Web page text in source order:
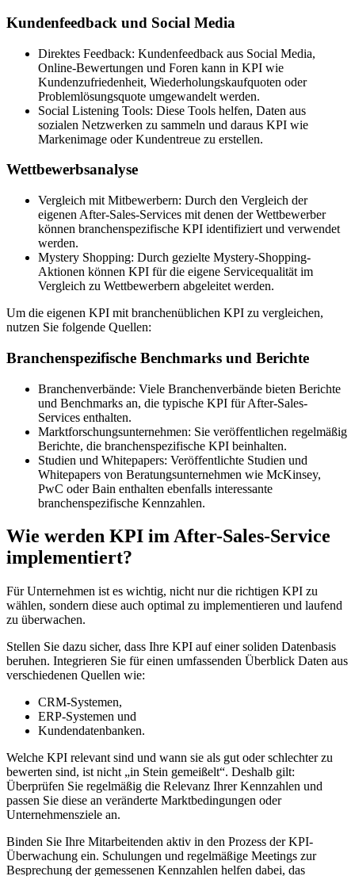
Kundenfeedback und Social Media
Direktes Feedback: Kundenfeedback aus Social Media,
Online-Bewertungen und Foren kann in KPI wie
Kundenzufriedenheit, Wiederholungskaufquoten oder
Problemlösungsquote umgewandelt werden.
Social Listening Tools: Diese Tools helfen, Daten aus
sozialen Netzwerken zu sammeln und daraus KPI wie
Markenimage oder Kundentreue zu erstellen.
Wettbewerbsanalyse
Vergleich mit Mitbewerbern: Durch den Vergleich der
eigenen After-Sales-Services mit denen der Wettbewerber
können branchenspezifische KPI identifiziert und verwendet
werden.
Mystery Shopping: Durch gezielte Mystery-Shopping-
Aktionen können KPI für die eigene Servicequalität im
Vergleich zu Wettbewerbern abgeleitet werden.
Um die eigenen KPI mit branchenüblichen KPI zu vergleichen,
nutzen Sie folgende Quellen:
Branchenspezifische Benchmarks und Berichte
Branchenverbände: Viele Branchenverbände bieten Berichte
und Benchmarks an, die typische KPI für After-Sales-
Services enthalten.
Marktforschungsunternehmen: Sie veröffentlichen regelmäßig
Berichte, die branchenspezifische KPI beinhalten.
Studien und Whitepapers: Veröffentlichte Studien und
Whitepapers von Beratungsunternehmen wie McKinsey,
PwC oder Bain enthalten ebenfalls interessante
branchenspezifische Kennzahlen.
Wie werden KPI im After-Sales-Service
implementiert?
Für Unternehmen ist es wichtig, nicht nur die richtigen KPI zu
wählen, sondern diese auch optimal zu implementieren und laufend
zu überwachen.
Stellen Sie dazu sicher, dass Ihre KPI auf einer soliden Datenbasis
beruhen. Integrieren Sie für einen umfassenden Überblick Daten aus
verschiedenen Quellen wie:
CRM-Systemen,
ERP-Systemen und
Kundendatenbanken.
Welche KPI relevant sind und wann sie als gut oder schlechter zu
bewerten sind, ist nicht „in Stein gemeißelt“. Deshalb gilt:
Überprüfen Sie regelmäßig die Relevanz Ihrer Kennzahlen und
passen Sie diese an veränderte Marktbedingungen oder
Unternehmensziele an.
Binden Sie Ihre Mitarbeitenden aktiv in den Prozess der KPI-
Überwachung ein. Schulungen und regelmäßige Meetings zur
Besprechung der gemessenen Kennzahlen helfen dabei, das